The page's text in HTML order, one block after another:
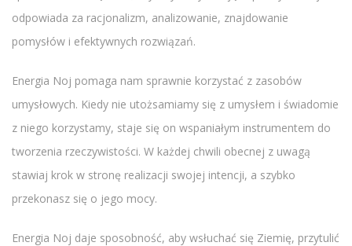
odpowiada za racjonalizm, analizowanie, znajdowanie
pomysłów i efektywnych rozwiązań.
Energia Noj pomaga nam sprawnie korzystać z zasobów
umysłowych. Kiedy nie utożsamiamy się z umysłem i świadomie
z niego korzystamy, staje się on wspaniałym instrumentem do
tworzenia rzeczywistości. W każdej chwili obecnej z uwagą
stawiaj krok w stronę realizacji swojej intencji, a szybko
przekonasz się o jego mocy.
Energia Noj daje sposobność, aby wsłuchać się Ziemię, przytulić